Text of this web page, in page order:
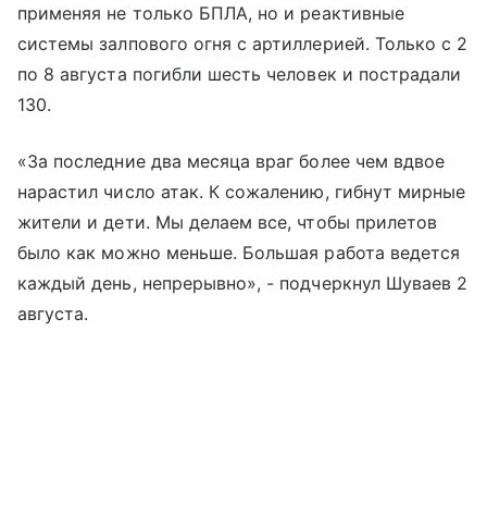
применяя не только БПЛА, но и реактивные
системы залпового огня с артиллерией. Только с 2
по 8 августа погибли шесть человек и пострадали
130.
«За последние два месяца враг более чем вдвое
нарастил число атак. К сожалению, гибнут мирные
жители и дети. Мы делаем все, чтобы прилетов
было как можно меньше. Большая работа ведется
каждый день, непрерывно», - подчеркнул Шуваев 2
августа.